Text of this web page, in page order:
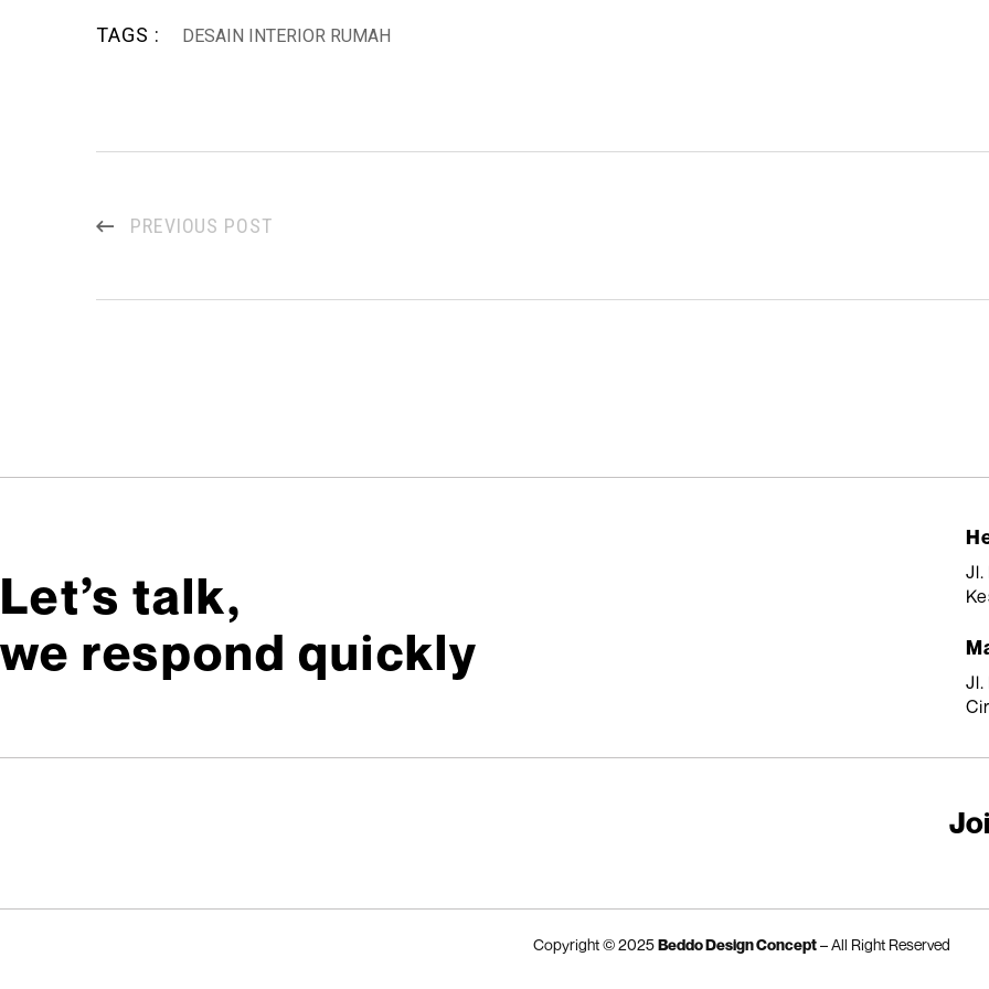
TAGS : DESAIN INTERIOR RUMAH
PREVIOUS POST
Let’s talk,
we respond quickly
Jl.
Jl.
Copyright © 2025Beddo Design Concept– All Right Reserved